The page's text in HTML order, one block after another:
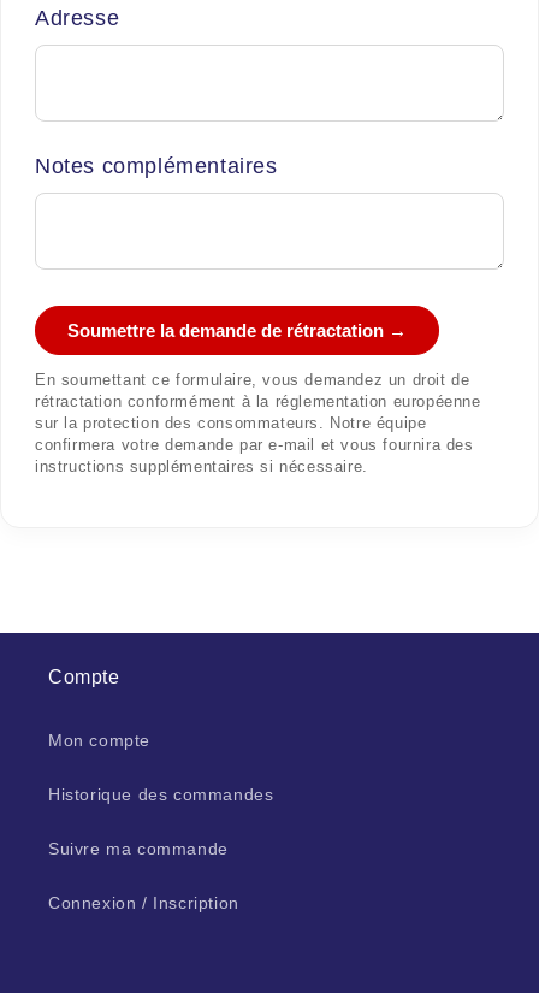
Adresse
Notes complémentaires
Soumettre la demande de rétractation →
En soumettant ce formulaire, vous demandez un droit de
rétractation conformément à la réglementation européenne
sur la protection des consommateurs. Notre équipe
confirmera votre demande par e-mail et vous fournira des
instructions supplémentaires si nécessaire.
Compte
Mon compte
Historique des commandes
Suivre ma commande
Connexion / Inscription